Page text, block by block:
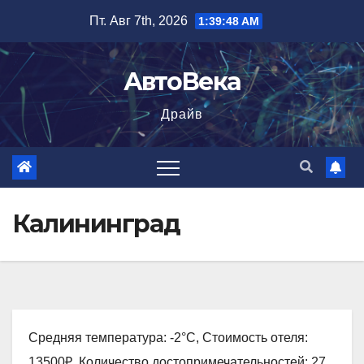
содержимому
Пт. Авг 7th, 2026 1:39:49 AM
АвтоВека
Драйв
Калининград
Средняя температура: -2°C, Стоимость отеля: